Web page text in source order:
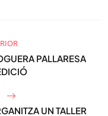
PALLARESA
UN TALLER